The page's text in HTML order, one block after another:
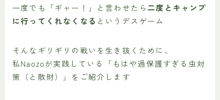
一度でも「ギャー！」と言わせたら 二度とキャンプ
に行ってくれなくなる というデスゲーム
そんなギリギリの戦いを生き抜くために、
私Naozoが実践している「もはや過保護すぎる虫対
策（と散財）」をご紹介します